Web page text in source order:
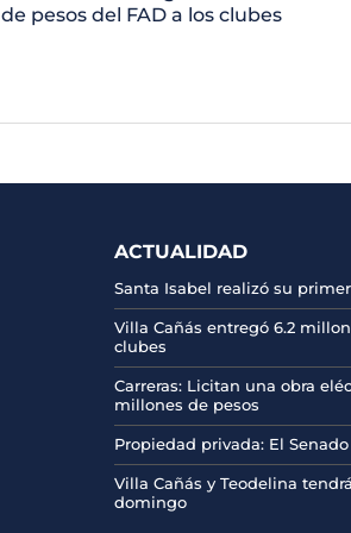
de pesos del FAD a los clubes
ACTUALIDAD
Santa Isabel realizó su
Villa Cañás entregó 6.2
clubes
Carreras: Licitan una obra
millones de pesos
Propiedad privada: El
Villa Cañás y Teodelina
domingo